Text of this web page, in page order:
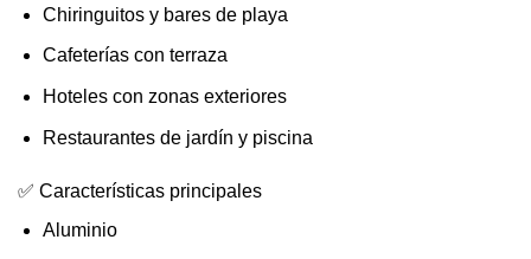
Chiringuitos y bares de playa
Cafeterías con terraza
Hoteles con zonas exteriores
Restaurantes de jardín y piscina
✅ Características principales
Aluminio